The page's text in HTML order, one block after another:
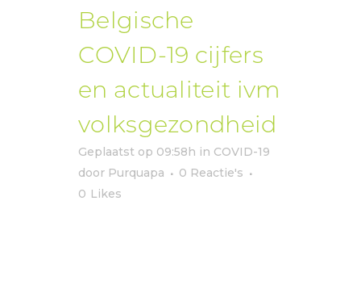
Belgische
COVID-19 cijfers
en actualiteit ivm
volksgezondheid
Geplaatst op 09:58h in COVID-19
door Purquapa
0 Reactie's
0 Likes